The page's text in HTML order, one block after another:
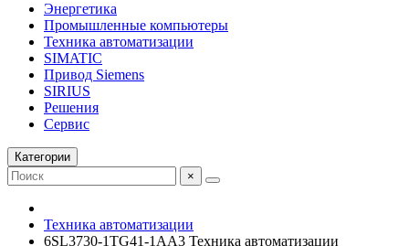
Энергетика
Промышленные компьютеры
Техника автоматизации
SIMATIC
Привод Siemens
SIRIUS
Решения
Сервис
Категории
×
Техника автоматизации
6SL3730-1TG41-1AA3 Техника автоматизации